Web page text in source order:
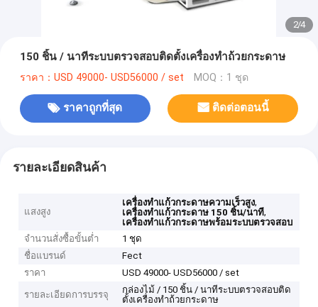
2/4
150 ชิ้น / นาทีระบบตรวจสอบติดตั้งเครื่องทำถ้วยกระดาษ
ราคา：USD 49000- USD56000 / set MOQ：1 ชุด
ราคาถูกที่สุด ติดต่อตอนนี้
รายละเอียดสินค้า
แสงสูง
เครื่องทำแก้วกระดาษความเร็วสูง,
เครื่องทำแก้วกระดาษ 150 ชิ้น/นาที,
เครื่องทำแก้วกระดาษพร้อมระบบตรวจสอบ
จำนวนสั่งซื้อขั้นต่ำ
1 ชุด
ชื่อแบรนด์
Fect
ราคา
USD 49000- USD56000 / set
รายละเอียดการบรรจุ
กล่องไม้ / 150 ชิ้น / นาทีระบบตรวจสอบติด
ตั้งเครื่องทำถ้วยกระดาษ